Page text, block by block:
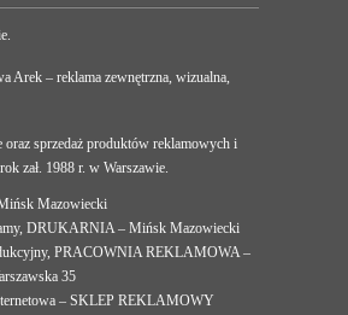
Arek – reklama zewnętrzna, wizualna,
oraz sprzedaż produktów reklamowych i
zał. 1988 r. w Warszawie.
Mazowiecki
DRUKARNIA – Mińsk Mazowiecki
PRACOWNIA REKLAMOWA –
35
– SKLEP REKLAMOWY